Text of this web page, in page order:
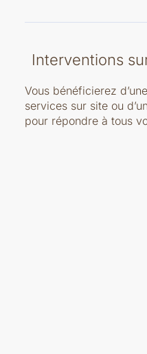
Interventions
Vous bénéficierez
services sur site ou
pour répondre à tous